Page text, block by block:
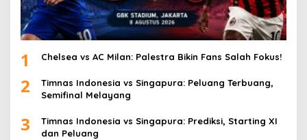
1 Chelsea vs AC Milan: Palestra Bikin Fans Salah Fokus!
2
Timnas Indonesia vs Singapura: Peluang Terbuang,
Semifinal Melayang
3
Timnas Indonesia vs Singapura: Prediksi, Starting XI
dan Peluang